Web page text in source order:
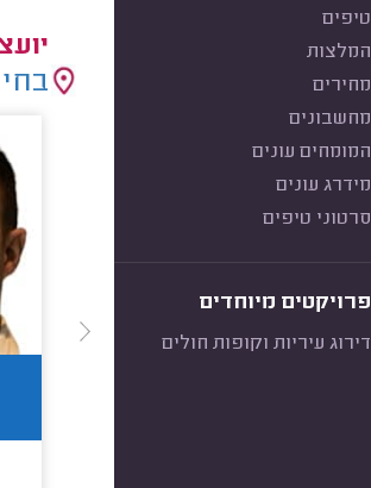
טיפים
המלצות
מחירים
מחשבונים
המומחים עונים
מידרג עונים
סרטוני טיפים
פרויקטים מיוחדים
דירוג עיריות וקופות חולים